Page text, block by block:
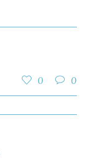
0
0